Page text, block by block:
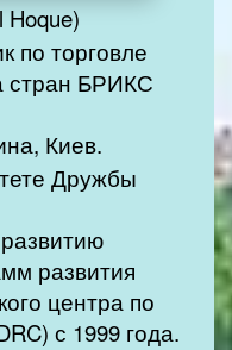
Hoque)
по торговле
стран БРИКС
Киев.
Дружбы
развития
центра по
с 1999 года.